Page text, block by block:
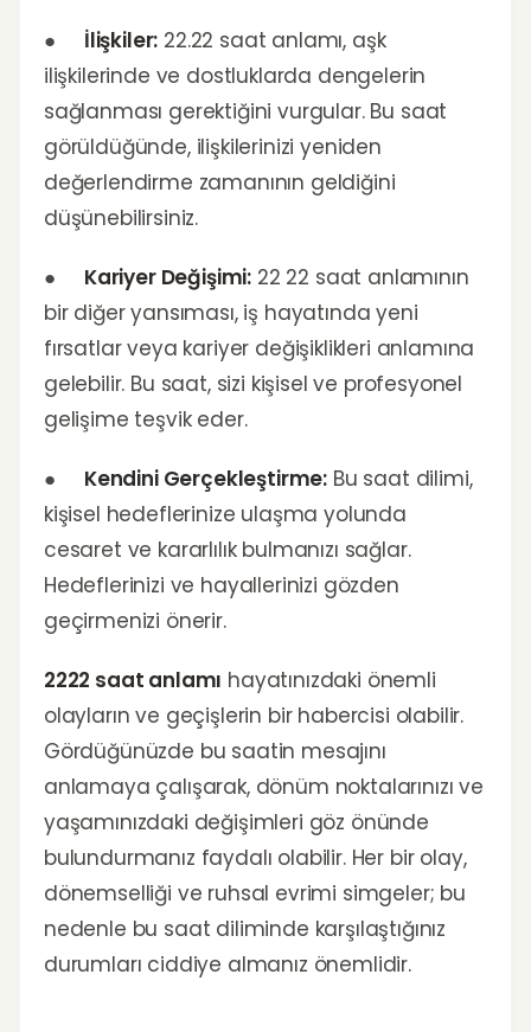
● İlişkiler: 22.22 saat anlamı, aşk
ilişkilerinde ve dostluklarda dengelerin
sağlanması gerektiğini vurgular. Bu saat
görüldüğünde, ilişkilerinizi yeniden
değerlendirme zamanının geldiğini
düşünebilirsiniz.
● Kariyer Değişimi: 22 22 saat anlamının
bir diğer yansıması, iş hayatında yeni
fırsatlar veya kariyer değişiklikleri anlamına
gelebilir. Bu saat, sizi kişisel ve profesyonel
gelişime teşvik eder.
● Kendini Gerçekleştirme: Bu saat dilimi,
kişisel hedeflerinize ulaşma yolunda
cesaret ve kararlılık bulmanızı sağlar.
Hedeflerinizi ve hayallerinizi gözden
geçirmenizi önerir.
2222 saat anlamı hayatınızdaki önemli
olayların ve geçişlerin bir habercisi olabilir.
Gördüğünüzde bu saatin mesajını
anlamaya çalışarak, dönüm noktalarınızı ve
yaşamınızdaki değişimleri göz önünde
bulundurmanız faydalı olabilir. Her bir olay,
dönemselliği ve ruhsal evrimi simgeler; bu
nedenle bu saat diliminde karşılaştığınız
durumları ciddiye almanız önemlidir.